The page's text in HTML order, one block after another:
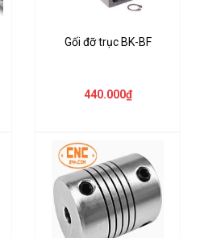
Gối đỡ trục BK-BF
440.000₫